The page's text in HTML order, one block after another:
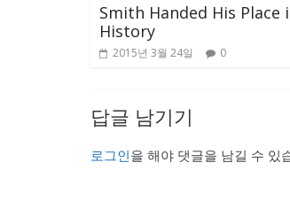
Smith Handed His Place
History
2015년 3월 24일 0
답글 남기기
로그인을 해야 댓글을 남길 수 있